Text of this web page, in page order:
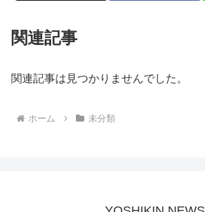
関連記事
関連記事は見つかりませんでした。
ホーム 未分類